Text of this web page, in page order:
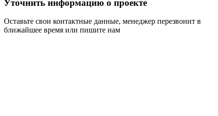
Уточнить информацию о проекте
Оставьте свои контактные данные, менеджер перезвонит в
ближайшее время или пишите нам